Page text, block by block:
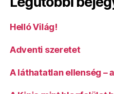
Helló Világ!
Adventi szeretet
A láthatatlan ellenség –